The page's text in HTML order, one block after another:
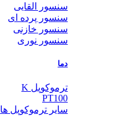
سنسور القایی
سنسور پرده ای
سنسور خازنی
سنسور نوری
دما
ترموکوپل K
PT100
سایر ترموکوپل ها